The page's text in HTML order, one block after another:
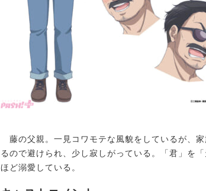
藤の父親。一見コワモテな風貌をしているが、
るので避けられ、少し寂しがっている。「君」を
ほど溺愛している。